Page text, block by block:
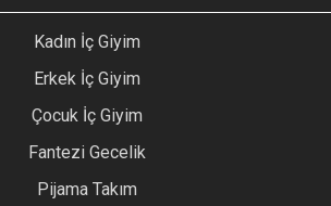
Kadın İç Giyim
Erkek İç Giyim
Çocuk İç Giyim
Fantezi Gecelik
Pijama Takım